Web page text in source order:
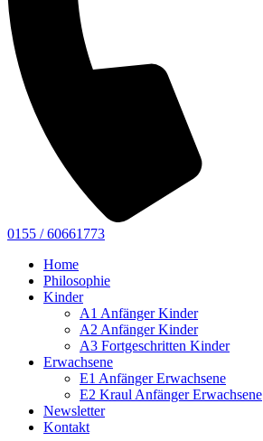
0155 / 60661773
Home
Philosophie
Kinder
A1 Anfänger Kinder
A2 Anfänger Kinder
A3 Fortgeschritten Kinder
Erwachsene
E1 Anfänger Erwachsene
E2 Kraul Anfänger Erwachsene
Newsletter
Kontakt